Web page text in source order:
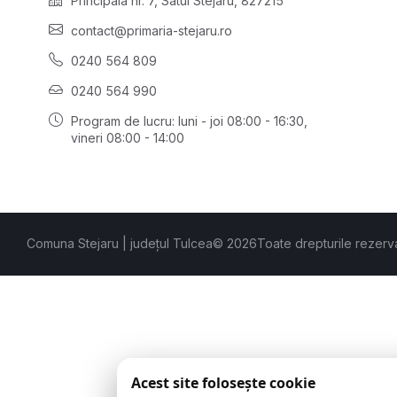
contact@primaria-stejaru.ro
0240 564 809
0240 564 990
Program de lucru: luni - joi 08:00 - 16:30,
vineri 08:00 - 14:00
Comuna Stejaru | județul Tulcea© 2026Toate drepturile
Acest site folosește cookie